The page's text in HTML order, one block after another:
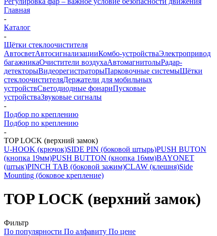
Главная
-
Каталог
-
Щётки стеклоочистителя
АвтосветАвтосигнализацииКомбо-устройстваЭлектропривод
багажникаОчистители воздухаАвтомагнитолыРадар-
детекторыВидеорегистраторыПарковочные системыЩётки
стеклоочистителяДержатели для мобильных
устройствСветодиодные фонариПусковые
устройстваЗвуковые сигналы
-
Подбор по креплению
Подбор по креплению
-
TOP LOCK (верхний замок)
U-HOOK (крючок)SIDE PIN (боковой штырь)PUSH BUTON
(кнопка 19мм)PUSH BUTTON (кнопка 16мм)BAYONET
(штык)PINCH TAB (боковой зажим)CLAW (клешня)Side
Mounting (боковое крепление)
TOP LOCK (верхний замок)
Фильтр
По популярности По алфавиту По цене